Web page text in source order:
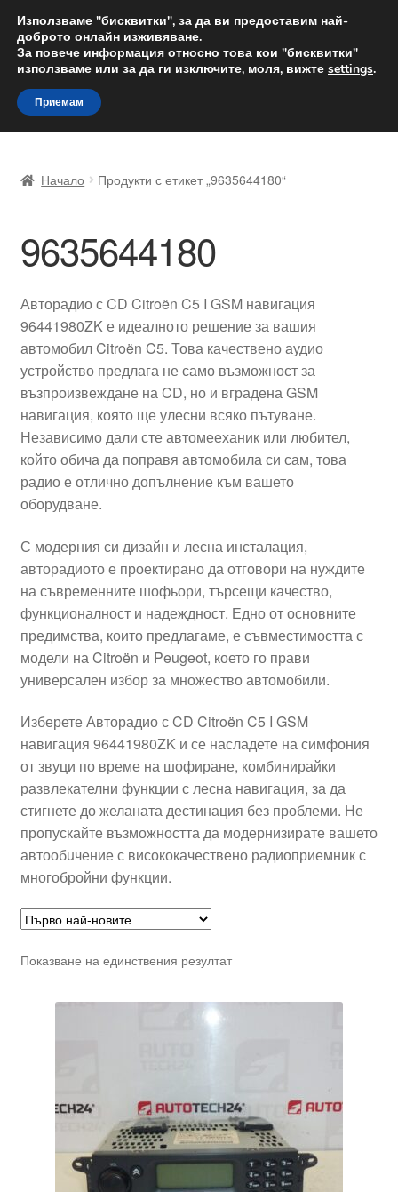
ДОСТАВКА от 12 лв.
Доставка по целия свят
Skip
to
navigation
Skip
to
content
Доставка по целия свят
Жалби
Количка
Контакт
Моята сметка
Плащанията
Правила и условия
Процедура за рекламации
Разгледайте
Транспорт
Начало Продукти с етикет „9635644180“
9635644180
Авторадио с CD Citroën C5 I GSM навигация
96441980ZK е идеалното решение за вашия
автомобил Citroën C5. Това качествено аудио
устройство предлага не само възможност за
възпроизвеждане на CD, но и вградена GSM
навигация, която ще улесни всяко пътуване.
Независимо дали сте автомееханик или любител,
който обича да поправя автомобила си сам, това
радио е отлично допълнение към вашето
оборудване.
С модерния си дизайн и лесна инсталация,
авторадиото е проектирано да отговори на нуждите
на съвременните шофьори, търсещи качество,
функционалност и надеждност. Едно от основните
предимства, които предлагаме, е съвместимостта с
модели на Citroën и Peugeot, което го прави
универсален избор за множество автомобили.
Изберете Авторадио с CD Citroën C5 I GSM
навигация 96441980ZK и се насладете на симфония
от звуци по време на шофиране, комбинирайки
развлекателни функции с лесна навигация, за да
стигнете до желаната дестинация без проблеми. Не
пропускайте възможността да модернизирате вашето
автообuчение с висококачествено радиоприемник с
многобройни функции.
Показване на единствения резултат
Използваме "бисквитки", за да ви предоставим най-
доброто онлайн изживяване.
За повече информация относно това кои "бисквитки"
използваме или за да ги изключите, моля, вижте settings.
Приемам